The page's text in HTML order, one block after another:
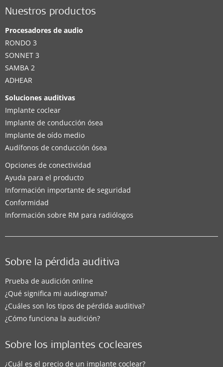
Nuestros productos
Procesadores de audio
RONDO 3
SONNET 3
SAMBA 2
ADHEAR
Soluciones auditivas
Implante coclear
Implante de conducción ósea
Implante de oído medio
Audífonos de conducción ósea
Opciones de conectividad
Ayuda para el producto
Información importante de seguridad
Conformidad
Información sobre RM para radiólogos
Sobre la pérdida auditiva
Prueba de audición online
¿Qué significa mi audiograma?
¿Cuáles son los tipos de pérdida auditiva?
¿Cómo funciona la audición?
Sobre los implantes cocleares
¿Cuál es el precio de un implante coclear?